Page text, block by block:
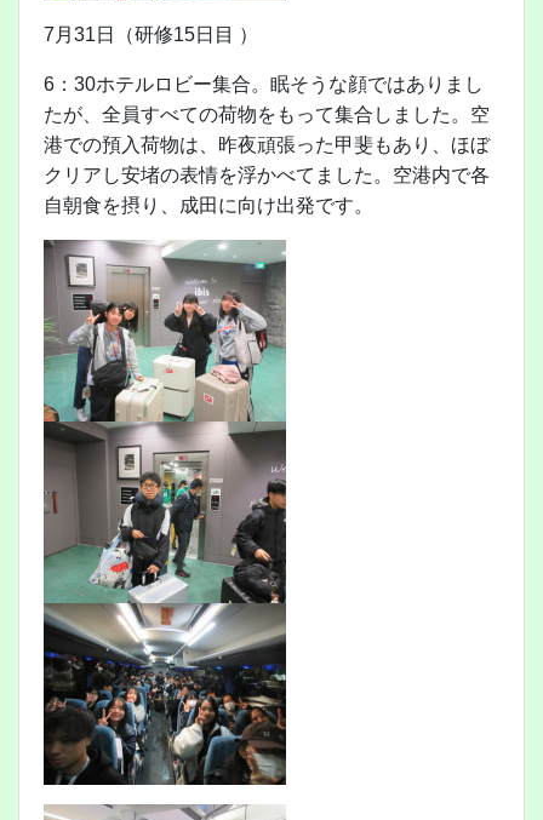
7月31日（研修15日目 ）
6：30ホテルロビー集合。眠そうな顔ではありまし
たが、全員すべての荷物をもって集合しました。空
港での預入荷物は、昨夜頑張った甲斐もあり、ほぼ
クリアし安堵の表情を浮かべてました。空港内で各
自朝食を摂り、成田に向け出発です。